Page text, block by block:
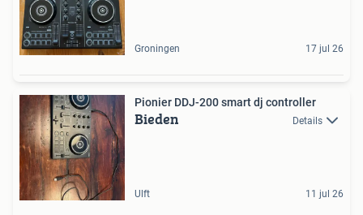
Groningen 17 jul 26
Pionier DDJ-200 smart dj controller
Bieden Details
Ulft 11 jul 26